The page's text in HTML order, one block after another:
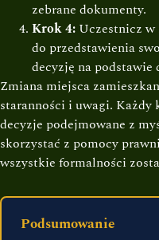
zebrane dokumenty.
Krok 4: Uczestnicz
do przedstawienia
decyzję na podstawie
Zmiana miejsca
staranności i uwagi. Każdy
decyzje podejmowane z
skorzystać z pomocy
wszystkie formalności
Podsumowanie